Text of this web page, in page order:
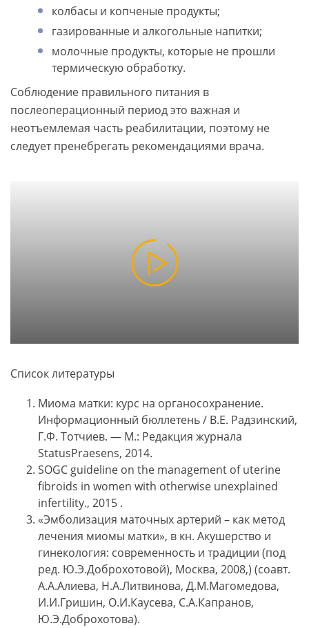
колбасы и копченые продукты;
газированные и алкогольные напитки;
молочные продукты, которые не прошли
термическую обработку.
Соблюдение правильного питания в
послеоперационный период это важная и
неотъемлемая часть реабилитации, поэтому не
следует пренебрегать рекомендациями врача.
Список литературы
Миома матки: курс на органосохранение.
Информационный бюллетень / В.Е. Радзинский,
Г.Ф. Тотчиев. — М.: Редакция журнала
StatusPraesens, 2014.
SOGC guideline on the management of uterine
fibroids in women with otherwise unexplained
infertility., 2015 .
«Эмболизация маточных артерий – как метод
лечения миомы матки», в кн. Акушерство и
гинекология: современность и традиции (под
ред. Ю.Э.Доброхотовой), Москва, 2008,) (соавт.
А.А.Алиева, Н.А.Литвинова, Д.М.Магомедова,
И.И.Гришин, О.И.Каусева, С.А.Капранов,
Ю.Э.Доброхотова).